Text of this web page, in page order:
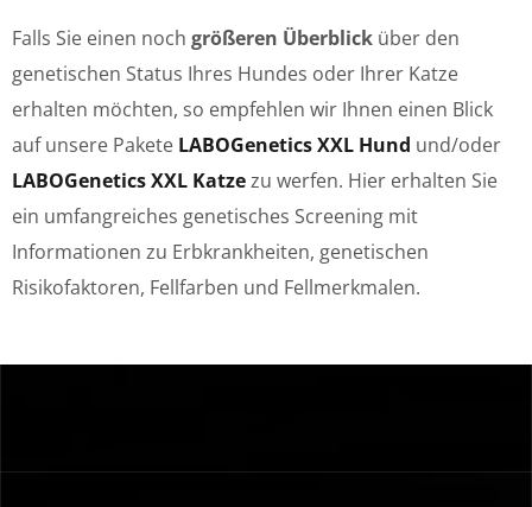
Falls Sie einen noch größeren Überblick über den
genetischen Status Ihres Hundes oder Ihrer Katze
erhalten möchten, so empfehlen wir Ihnen einen Blick
auf unsere Pakete LABOGenetics XXL Hund und/oder
LABOGenetics XXL Katzezu werfen. Hier erhalten Sie
ein umfangreiches genetisches Screening mit
Informationen zu Erbkrankheiten, genetischen
Risikofaktoren, Fellfarben und Fellmerkmalen.